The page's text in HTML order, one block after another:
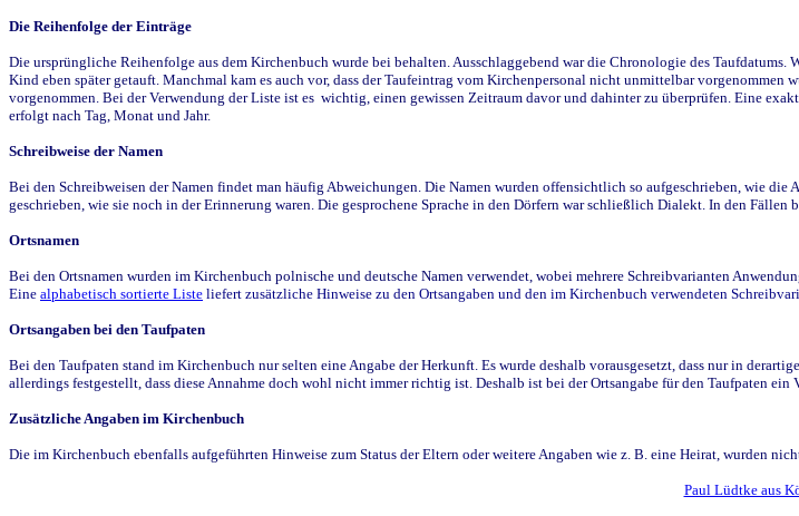
Die Reihenfolge der Einträge
Die ursprüngliche Reihenfolge aus dem Kirchenbuch wurde bei behalten. Ausschlaggebend war die Chronologie des
Kind eben später getauft. Manchmal kam es auch vor, dass der Taufeintrag vom Kirchenpersonal nicht unmittelbar
vorgenommen. Bei der Verwendung der Liste ist es wichtig, einen gewissen Zeitraum davor und dahinter zu überprüfen. Eine
erfolgt nach Tag, Monat und Jahr.
Schreibweise der Namen
Bei den Schreibweisen der Namen findet man häufig Abweichungen. Die Namen wurden offensichtlich so aufgeschrieben, wie die
geschrieben, wie sie noch in der Erinnerung waren. Die gesprochene Sprache in den Dörfern war schließlich Dialekt. In den
Ortsnamen
Bei den Ortsnamen wurden im Kirchenbuch polnische und deutsche Namen verwendet, wobei mehrere Schreibvarianten
Eine alphabetisch sortierte Liste liefert zusätzliche Hinweise zu den Ortsangaben und den im Kirchenbuch verwendeten
Ortsangaben bei den Taufpaten
Bei den Taufpaten stand im Kirchenbuch nur selten eine Angabe der Herkunft. Es wurde deshalb vorausgesetzt, dass nur in
allerdings festgestellt, dass diese Annahme doch wohl nicht immer richtig ist. Deshalb ist bei der Ortsangabe für den Taufpaten
Zusätzliche Angaben im Kirchenbuch
Die im Kirchenbuch ebenfalls aufgeführten Hinweise zum Status der Eltern oder weitere Angaben wie z. B. eine Heirat, wurden
Paul Lüdtke aus